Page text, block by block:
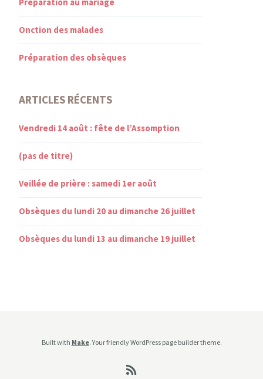
Onction des malades
Préparation des obsèques
ARTICLES RÉCENTS
Vendredi 14 août : fête de l’Assomption
(pas de titre)
Veillée de prière : samedi 1er août
Obsèques du lundi 20 au dimanche 26 juillet
Obsèques du lundi 13 au dimanche 19 juillet
Built with Make. Your friendly WordPress page builder theme.